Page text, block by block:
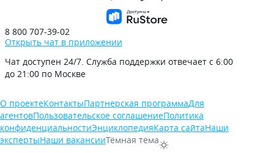
8 800 707-39-02
Открыть чат в приложении
Чат доступен 24/7. Служба поддержки отвечает с 6:00
до 21:00 по Москве
О проектеКонтактыПартнерская программаДля
агентовПользовательское соглашениеПолитика
конфиденциальностиЭнциклопедияКарта сайтаНаши
экспертыНаши вакансииТёмная тема